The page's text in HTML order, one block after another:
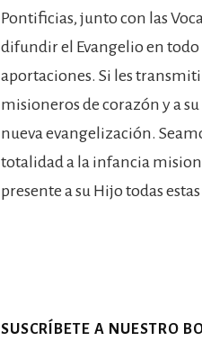
Pontificias, junto con las
difundir el Evangelio en
aportaciones. Si les
misioneros de corazón y a
nueva evangelización.
totalidad a la infancia
presente a su Hijo todas
SUSCRÍBETE A NUESTRO